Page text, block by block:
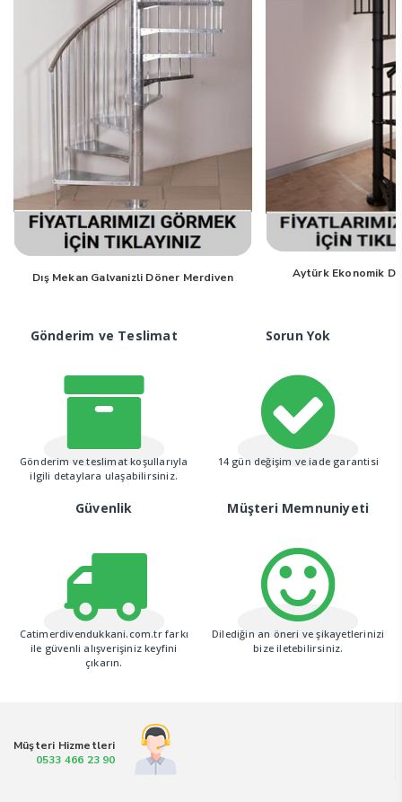
Dış Mekan Galvanizli Döner Merdiven Aytürk Ekonomik
Gönderim ve Teslimat
Gönderim ve teslimat koşullarıyla
ilgili detaylara ulaşabilirsiniz.
Sorun Yok
14 gün değişim ve iade garantisi
Güvenlik
Catimerdivendukkani.com.tr farkı
ile güvenli alışverişiniz keyfini
çıkarın.
Müşteri Memnuniyeti
Dilediğin an öneri ve şikayetlerinizi
bize iletebilirsiniz.
Müşteri Hizmetleri
0533 466 23 90